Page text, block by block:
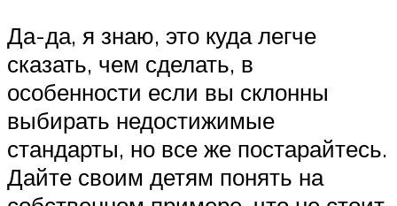
Да-да, я знаю, это куда легче
сказать, чем сделать, в
особенности если вы склонны
выбирать недостижимые
стандарты, но все же постарайтесь.
Дайте своим детям понять на